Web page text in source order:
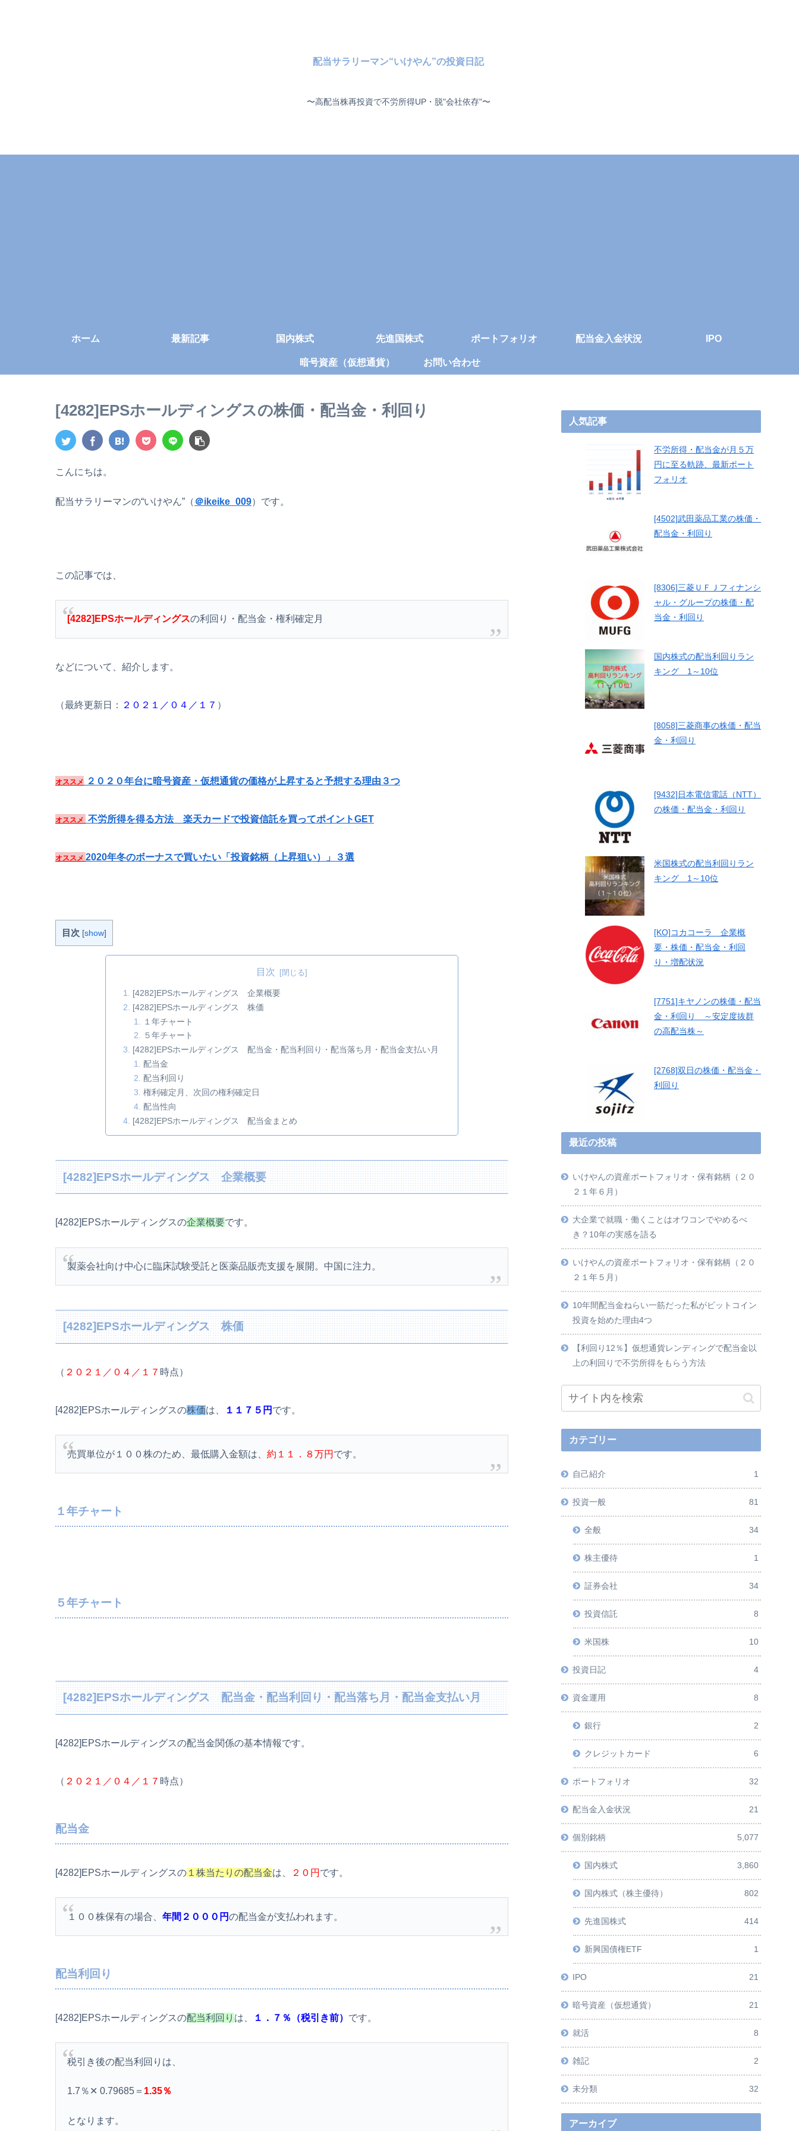
配当サラリーマン“いけやん”の投資日記 ​
〜高配当株再投資で不労所得UP・脱"会社依存"〜 ​
ホーム 最新記事 国内株式 先進国株式 ポートフォリオ 配当金入金状況 IPO
暗号資産（仮想通貨） お問い合わせ
[4282]EPSホールディングスの株価・配当金・利回り
こんにちは。
配当サラリーマンの“いけやん”（ ＠ikeike_009）です。
この記事では、
[4282]EPSホールディングスの利回り・配当金・権利確定月
などについて、紹介します。
（最終更新日： ２０２１／０４／１７ ）
オススメ ２０２０年台に暗号資産・仮想通貨の価格が上昇すると予想する理由３つ
オススメ 不労所得を得る方法 楽天カードで投資信託を買ってポイントGET
オススメ 2020年冬のボーナスで買いたい「投資銘柄（上昇狙い）」３選
目次 [show]
目次
[4282]EPSホールディングス 企業概要
[4282]EPSホールディングス 株価
１年チャート
５年チャート
[4282]EPSホールディングス 配当金・配当利回り・配当落ち月・配当金支払い月
配当金
配当利回り
権利確定月、次回の権利確定日
配当性向
[4282]EPSホールディングス 配当金まとめ
[4282]EPSホールディングス 企業概要
[4282]EPSホールディングスの企業概要です。
製薬会社向け中心に臨床試験受託と医薬品販売支援を展開。中国に注力。
[4282]EPSホールディングス 株価
（ ２０２１／０４／１７ 時点）
[4282]EPSホールディングスの株価は、 １１７５円 です。
売買単位が１００株のため、最低購入金額は、約１１．８万円 です。
１年チャート
５年チャート
[4282]EPSホールディングス 配当金・配当利回り・配当落ち月・配当金支払い月
[4282]EPSホールディングスの配当金関係の基本情報です。
（ ２０２１／０４／１７ 時点）
配当金
[4282]EPSホールディングスの １株当たりの配当金は、 ２０円 です。
１００株保有の場合、年間２０００円の配当金が支払われます。
配当利回り
[4282]EPSホールディングスの配当利回り は、 １．７％（税引き前） です。
税引き後の配当利回りは、
1.7％✕ 0.79685＝ 1.35％
となります。
人気記事
不労所得・配当金が月５万
円に至る軌跡、最新ポート
フォリオ
[4502]武田薬品工業の株価・
配当金・利回り
[8306]三菱ＵＦＪフィナンシ
ャル・グループの株価・配
当金・利回り
国内株式の配当利回りラン
キング 1～10位
[8058]三菱商事の株価・配当
金・利回り
[9432]日本電信電話（NTT）
の株価・配当金・利回り
米国株式の配当利回りラン
キング 1～10位
[KO]コカコーラ 企業概
要・株価・配当金・利回
り・増配状況
[7751]キヤノンの株価・配当
金・利回り ～安定度抜群
の高配当株～
[2768]双日の株価・配当金・
利回り
最近の投稿
いけやんの資産ポートフォリオ・保有銘柄（２０
２１年６月）
大企業で就職・働くことはオワコンでやめるべ
き？10年の実感を語る
いけやんの資産ポートフォリオ・保有銘柄（２０
２１年５月）
10年間配当金ねらい一筋だった私がビットコイン
投資を始めた理由4つ
【利回り12％】仮想通貨レンディングで配当金以
上の利回りで不労所得をもらう方法
カテゴリー
自己紹介 1
投資一般 81
全般 34
株主優待 1
証券会社 34
投資信託 8
米国株 10
投資日記 4
資金運用 8
銀行 2
クレジットカード 6
ポートフォリオ 32
配当金入金状況 21
個別銘柄 5,077
国内株式 3,860
国内株式（株主優待） 802
先進国株式 414
新興国債権ETF 1
IPO 21
暗号資産（仮想通貨） 21
就活 8
雑記 2
未分類 32
アーカイブ